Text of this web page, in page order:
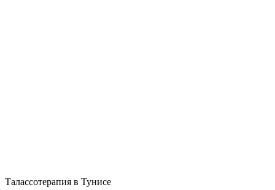
Талассотерапия в Тунисе